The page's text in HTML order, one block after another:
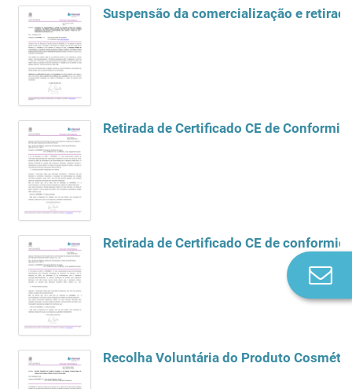
Retirada de Certificado CE de
Retirada de Certificado CE de
Recolha Voluntária do Produto